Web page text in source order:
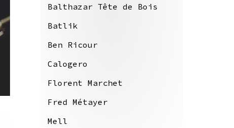
Balthazar Tête de Bois
Batlik
Ben Ricour
Calogero
Florent Marchet
Fred Métayer
Mell